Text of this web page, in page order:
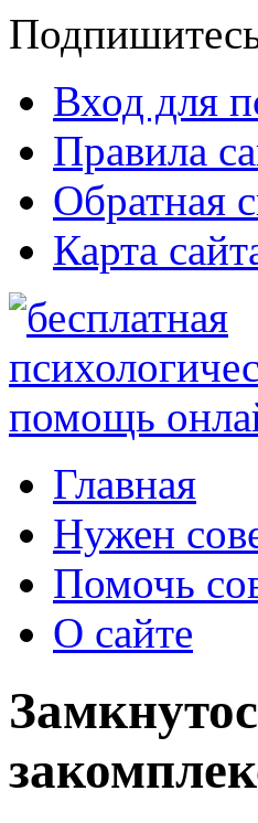
Вход для
Правила
Обратная
Карта
Главная
Нужен
Помочь
О сайте